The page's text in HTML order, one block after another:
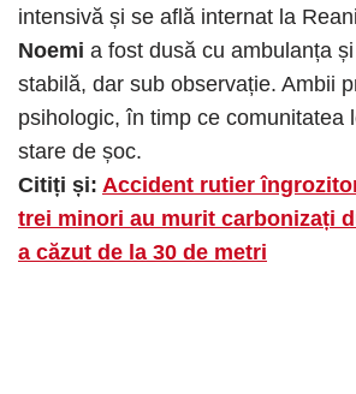
intensivă și se află internat la
Noemi a fost dusă cu ambulanța
stabilă, dar sub observație. Ambii
psihologic, în timp ce comunitatea
stare de șoc.
Citiți și: Accident rutier
trei minori au murit carbonizați
a căzut de la 30 de metri